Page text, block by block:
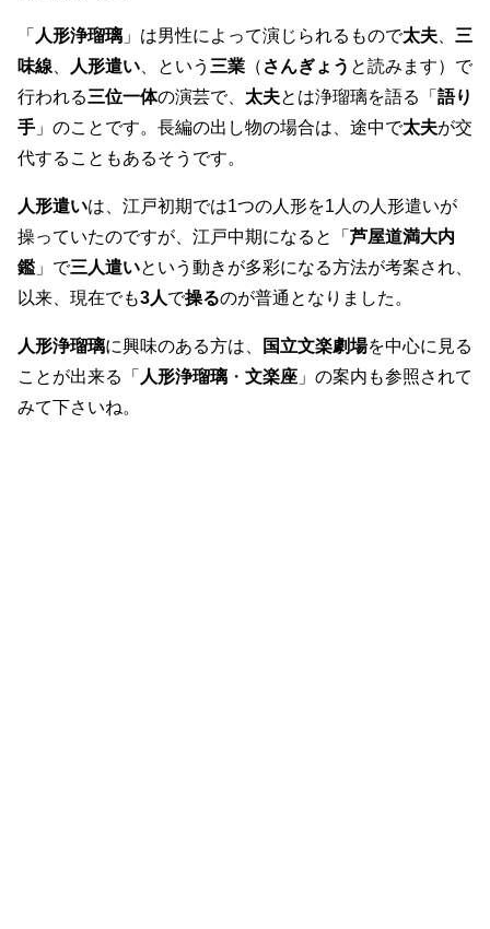
「 人形浄瑠璃」は男性によって演じられるもので太夫、 三
味線、 人形遣い、という 三業（ さんぎょう と読みます）で
行われる三位一体の演芸で、 太夫とは浄瑠璃を語る「 語り
手」のことです。長編の出し物の場合は、途中で太夫が交
代することもあるそうです。
人形遣いは、江戸初期では1つの人形を1人の人形遣いが
操っていたのですが、江戸中期になると「 芦屋道満大内
鑑」で三人遣いという動きが多彩になる方法が考案され、
以来、現在でも3人で操るのが普通となりました。
人形浄瑠璃に興味のある方は、 国立文楽劇場を中心に見る
ことが出来る「 人形浄瑠璃・ 文楽座」の案内も参照されて
みて下さいね。